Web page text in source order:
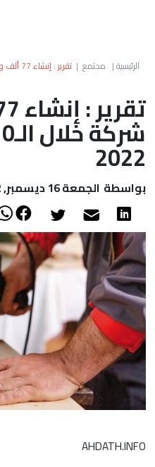
الرئيسية| مجتمع | تقرير : إنشاء 77 ألف و 322 شركة خلال الـ10 أشهر من 2022
2022
بواسطة الجمعة 16 ديسمبر, 2022 - 10:53
AHDATH.INFO